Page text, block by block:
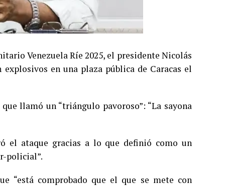
Venezuela Ríe 2025, el presidente Nicolás
en una plaza pública de Caracas el
llamó un “triángulo pavoroso”: “La sayona
el ataque gracias a lo que definió como un
policial”.
“está comprobado que el que se mete con